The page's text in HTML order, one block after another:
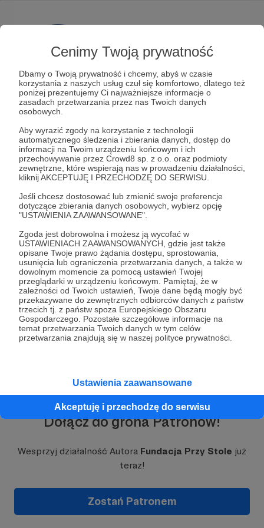
Cenimy Twoją prywatność
Dbamy o Twoją prywatność i chcemy, abyś w czasie
korzystania z naszych usług czuł się komfortowo, dlatego też
poniżej prezentujemy Ci najważniejsze informacje o
zasadach przetwarzania przez nas Twoich danych
osobowych.
Aby wyrazić zgody na korzystanie z technologii
automatycznego śledzenia i zbierania danych, dostęp do
informacji na Twoim urządzeniu końcowym i ich
przechowywanie przez Crowd8 sp. z o.o. oraz podmioty
zewnętrzne, które wspierają nas w prowadzeniu działalności,
kliknij AKCEPTUJĘ I PRZECHODZĘ DO SERWISU.
Jeśli chcesz dostosować lub zmienić swoje preferencje
dotyczące zbierania danych osobowych, wybierz opcję
"USTAWIENIA ZAAWANSOWANE".
Zgoda jest dobrowolna i możesz ją wycofać w
USTAWIENIACH ZAAWANSOWANYCH, gdzie jest także
opisane Twoje prawo żądania dostępu, sprostowania,
usunięcia lub ograniczenia przetwarzania danych, a także w
dowolnym momencie za pomocą ustawień Twojej
przeglądarki w urządzeniu końcowym. Pamiętaj, że w
zależności od Twoich ustawień, Twoje dane będą mogły być
przekazywane do zewnętrznych odbiorców danych z państw
trzecich tj. z państw spoza Europejskiego Obszaru
Gospodarczego. Pozostałe szczegółowe informacje na
temat przetwarzania Twoich danych w tym celów
przetwarzania znajdują się w naszej polityce prywatności.
Ustawienia zaawansowane
Akceptuję i przechodzę do serwisu
Nie mamy w sobie zgody na
trudna.
Wierzymy, że nadzieja musi
poranionych, wykluczonych. Dlatego powstała
Fundacja Przy Stole– aby budować przestrzeń
obecności, wsparcia i spotkania, ponad
podziałami, w duchu szacunku dla różnorodnych
dróg i wrażliwości.
W sercu naszych działań znajduje sięDom Przy
Stole– mieszkanie w krakowskiej kamienicy,
które każdego dnia staje się domem dla tych,
którzy go potrzebują. To miejsce, do którego
można po prostu przyjść - zarówno na któreś z
organizowanych przez nas spotkań, jak i tak
zwyczajnie, bezinteresownie. Nie warunkujemy
"wstępu" tym, kim jesteś, skąd przychodzisz, w co
wierzysz.Stółjest miejscem, które łączy, a nie
dzieli.
W naszym salonie gościliśmy już osoby
misjonarzy, siostry zakonne potrzebujące pomocy.
Spotykamy się m.in. na Eucharystii, kolacji
szabatowej, modlitwie w ciszy czy ekumenicznym
wieczorze. Z naszej przestrzeni korzystają też inne
grupy, wspólnoty, organizacje, które nie mają
przestrzeńekumeniczną i międzykulturową, w
której każda osoba – niezależnie od etapu życia i
jaka jest.
Jak mówi
Rozwiń opis
Dołącz do grona Patronów!
Wesprzyj działalność Autora Fundacja Przy Stole już
teraz!
Zostań Patronem